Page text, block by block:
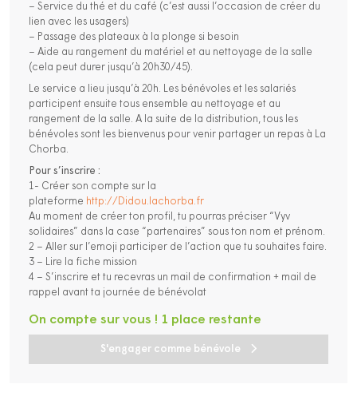
– Service du thé et du café (c’est aussi l’occasion de créer du
lien avec les usagers)
– Passage des plateaux à la plonge si besoin
– Aide au rangement du matériel et au nettoyage de la salle
(cela peut durer jusqu’à 20h30/45).
Le service a lieu jusqu’à 20h. Les bénévoles et les salariés
participent ensuite tous ensemble au nettoyage et au
rangement de la salle. A la suite de la distribution, tous les
bénévoles sont les bienvenus pour venir partager un repas à La
Chorba.
Pour s’inscrire :
1- Créer son compte sur la
plateforme http://Didou.lachorba.fr
Au moment de créer ton profil, tu pourras préciser “Vyv
solidaires” dans la case “partenaires” sous ton nom et prénom.
2 – Aller sur l’emoji participer de l’action que tu souhaites faire.
3 – Lire la fiche mission
4 – S’inscrire et tu recevras un mail de confirmation + mail de
rappel avant ta journée de bénévolat
S'engager comme bénévole
On compte sur vous ! 1 place restante